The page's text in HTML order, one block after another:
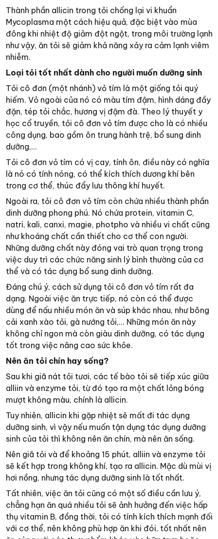
Thành phần allicin trong tỏi chống lại vi khuẩn
Mycoplasma một cách hiệu quả, đặc biệt vào mùa
đông khi nhiệt độ giảm đột ngột, trong môi trường lạnh
như vậy, ăn tỏi sẽ giảm khả năng xảy ra cảm lạnh viêm
nhiễm.
Loại tỏi tốt nhất dành cho người muốn dưỡng sinh
Tỏi cô đơn (một nhánh) vỏ tím là một giống tỏi quý
hiếm. Vỏ ngoài của nó có màu tím đậm, hình dáng đầy
đặn, tép tỏi chắc, hương vị đậm đà. Theo lý thuyết y
học cổ truyền, tỏi cô đơn vỏ tím được cho là có nhiều
công dụng, bao gồm ôn trung hành trệ, bổ sung dinh
dưỡng,...
Tỏi cô đơn vỏ tím có vị cay, tính ôn, điều này có nghĩa
là nó có tính nóng, có thể kích thích dương khí bên
trong cơ thể, thúc đẩy lưu thông khí huyết.
Ngoài ra, tỏi cô đơn vỏ tím còn chứa nhiều thành phần
dinh dưỡng phong phú. Nó chứa protein, vitamin C,
natri, kali, canxi, magie, photpho và nhiều vi chất cũng
như khoáng chất cần thiết cho cơ thể con người.
Những dưỡng chất này đóng vai trò quan trọng trong
việc duy trì các chức năng sinh lý bình thường của cơ
thể và có tác dụng bổ sung dinh dưỡng.
Đáng chú ý, cách sử dụng tỏi cô đơn vỏ tím rất đa
dạng. Ngoài việc ăn trực tiếp, nó còn có thể được
dùng để nấu nhiều món ăn và súp khác nhau, như bông
cải xanh xào tỏi, gà nướng tỏi,... Những món ăn này
không chỉ ngon mà còn giàu dinh dưỡng, có tác dụng
tốt trong việc nâng cao sức khỏe.
Nên ăn tỏi chín hay sống?
Sau khi giã nát tỏi tươi, các tế bào tỏi sẽ tiếp xúc giữa
alliin và enzyme tỏi, từ đó tạo ra một chất lỏng bóng
mượt không màu, chính là allicin.
Tuy nhiên, allicin khi gặp nhiệt sẽ mất đi tác dụng
dưỡng sinh, vì vậy nếu muốn tận dụng tác dụng dưỡng
sinh của tỏi thì không nên ăn chín, mà nên ăn sống.
Nên giã tỏi và để khoảng 15 phút, alliin và enzyme tỏi
sẽ kết hợp trong không khí, tạo ra allicin. Mặc dù mùi vị
hơi nồng, nhưng tác dụng dưỡng sinh là tốt nhất.
Tất nhiên, việc ăn tỏi cũng có một số điều cần lưu ý,
chẳng hạn ăn quá nhiều tỏi sẽ ảnh hưởng đến việc hấp
thụ vitamin B, đồng thời, tỏi có tính kích thích mạnh đối
với cơ thể, nên không phù hợp ăn khi đói, tốt nhất nên